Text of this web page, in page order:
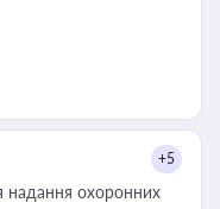
+5
надання охоронних